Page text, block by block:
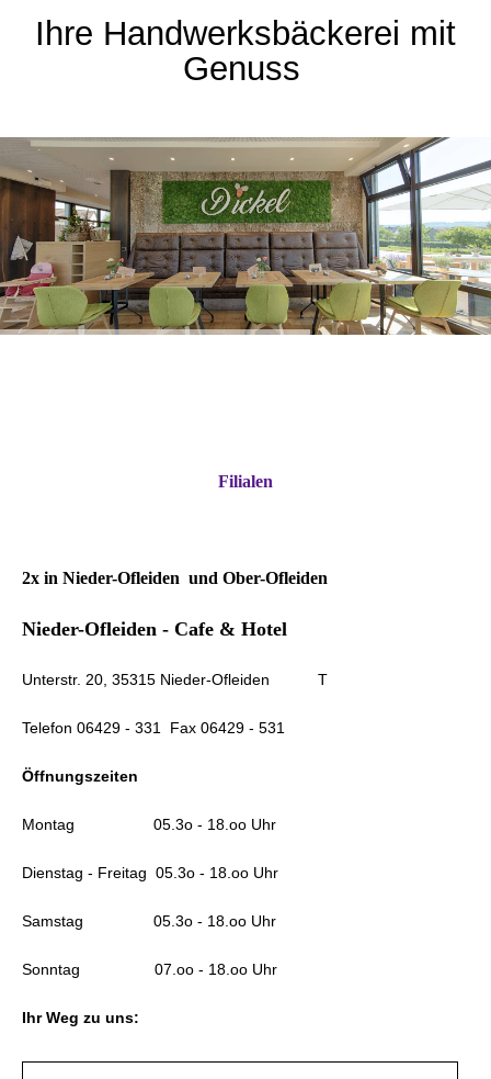
Ihre Handwerksbäckerei mit
Genuss
Filialen
2x in Nieder-Ofleiden und Ober-Ofleiden
Nieder-Ofleiden - Cafe & Hotel
Unterstr. 20, 35315 Nieder-Ofleiden T
Telefon 06429 - 331 Fax 06429 - 531
Öffnungszeiten
Montag 05.3o - 18.oo Uhr
Dienstag - Freitag 05.3o - 18.oo Uhr
Samstag 05.3o - 18.oo Uhr
Sonntag 07.oo - 18.oo Uhr
Ihr Weg zu uns: